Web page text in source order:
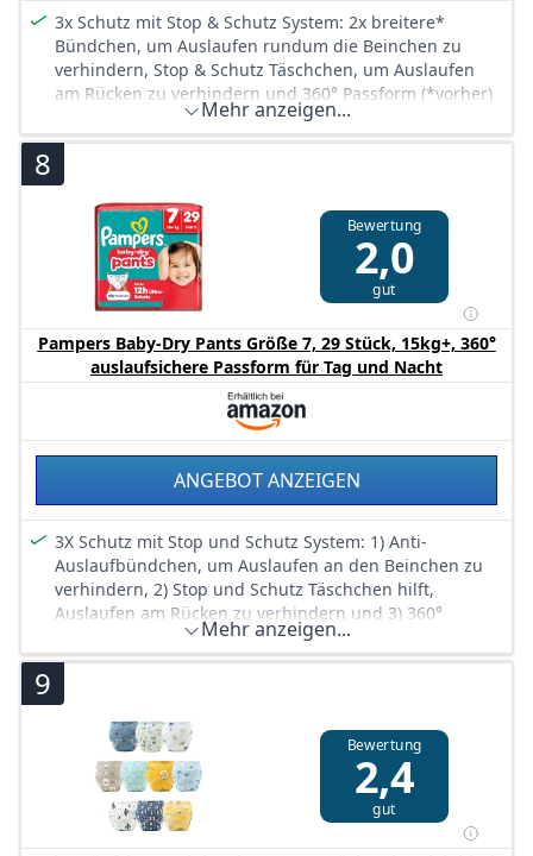
3x Schutz mit Stop & Schutz System: 2x breitere*
Bündchen, um Auslaufen rundum die Beinchen zu
verhindern, Stop & Schutz Täschchen, um Auslaufen
am Rücken zu verhindern und 360° Passform (*vorher)
Stop & Schutz Täschchen hilft, Auslaufen am Rücken zu
verhindern
aktiven Babys an
Mit einem super saugfähigen Kern, der Flüssigkeit
sofort absorbiert
Einfaches Windelwechseln: zum Anziehen hochziehen,
zum Ausziehen die Seitenbündchen aufreißen,
einrollen und dank Klebestreifen einfach entsorgen
Skin Health Alliance bestätigt, dass Pampers Pants bei
Kontakt mit Babyhaut sicher sind
Mit Pampers Feuchttüchern verwenden
Mehr anzeigen...
8
Bewertung
2,0
gut
Pampers Baby-Dry Pants Größe 7, 29 Stück, 15kg+, 360°
auslaufsichere Passform für Tag und Nacht
ANGEBOT ANZEIGEN
3X Schutz mit Stop und Schutz System: 1) Anti-
Auslaufbündchen, um Auslaufen an den Beinchen zu
verhindern, 2) Stop und Schutz Täschchen hilft,
Auslaufen am Rücken zu verhindern und 3) 360°
Komfort-Passform
Anti-Auslaufbündchen helfen, Auslaufen rund um die
Stop und Schutz Täschchen hilft, Auslaufen am Rücken
zu verhindern
360° Passform passt sich den Bewegungen deines
aktiven Babys an
Mit einem super saugfähigen Kern, der Flüssigkeit
sofort absorbiert
Mehr anzeigen...
9
Bewertung
2,4
gut